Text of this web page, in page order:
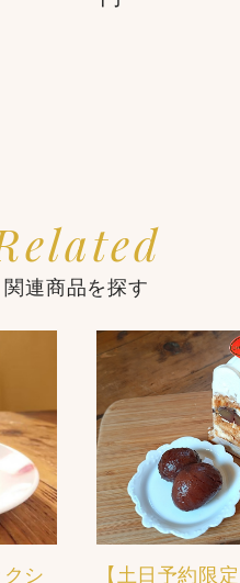
関連商品を探す
シ
【土日予約限